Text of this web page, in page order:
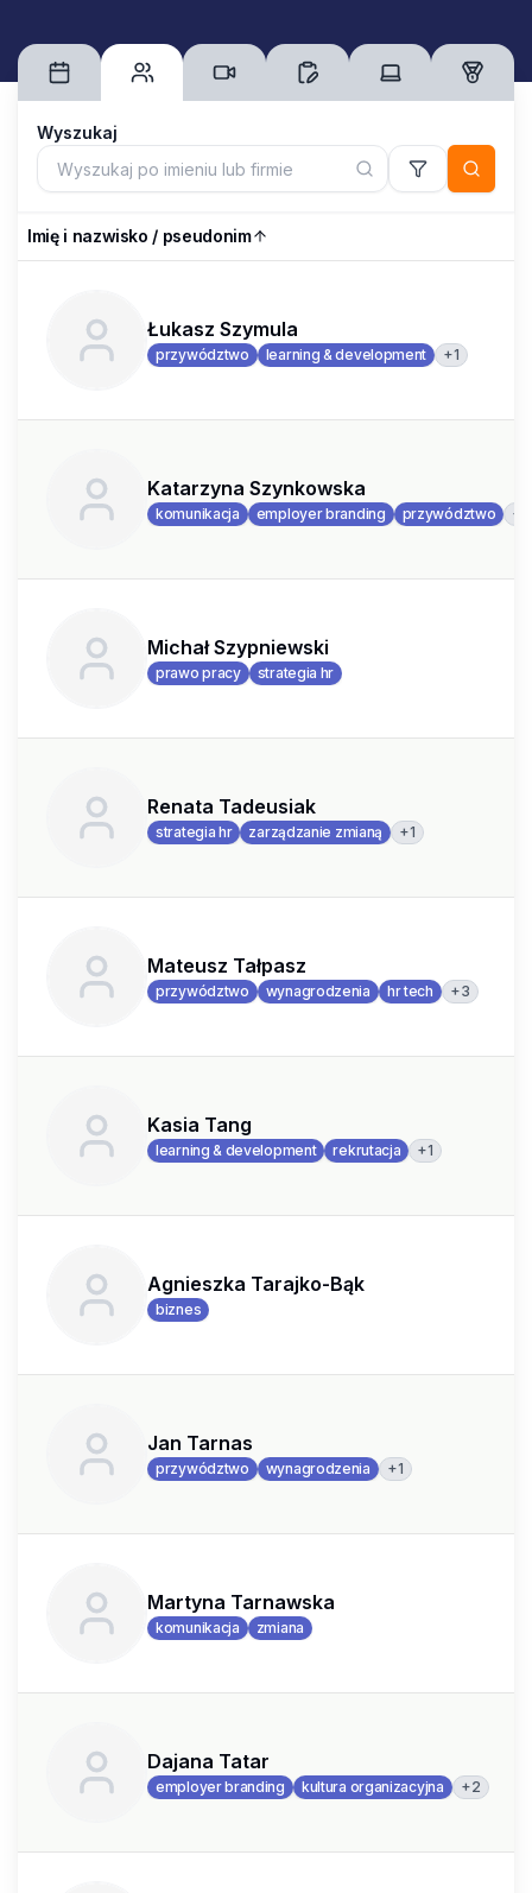
Wyszukaj
Imię i nazwisko / pseudonim
Łukasz Szymula
przywództwo learning & development +1
Katarzyna Szynkowska
komunikacja employer branding przywództwo +
Michał Szypniewski
prawo pracy strategia hr
Renata Tadeusiak
strategia hr zarządzanie zmianą +1
Mateusz Tałpasz
przywództwo wynagrodzenia hr tech +3
Kasia Tang
learning & development rekrutacja +1
Agnieszka Tarajko-Bąk
biznes
Jan Tarnas
przywództwo wynagrodzenia +1
Martyna Tarnawska
komunikacja zmiana
Dajana Tatar
employer branding kultura organizacyjna +2